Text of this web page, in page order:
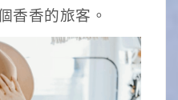
香香的旅客。